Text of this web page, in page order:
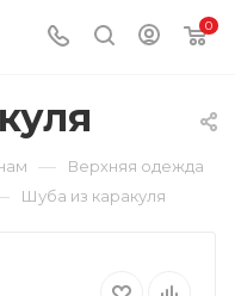
0
— Верхняя одежда
Шуба из каракуля